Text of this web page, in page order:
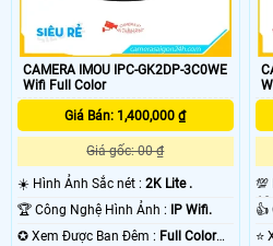
CAMERA IMOU IPC-GK2DP-3C0WE
Wifi Full Color
Giá Bán: 1,400,000 ₫
Giá gốc: 00 ₫
☀️ Hình Ảnh Sắc nét : 2K Lite .
🏆 Công Nghệ Hình Ảnh :
IP Wifi.
✪ Xem Được Ban Đêm : Full Color